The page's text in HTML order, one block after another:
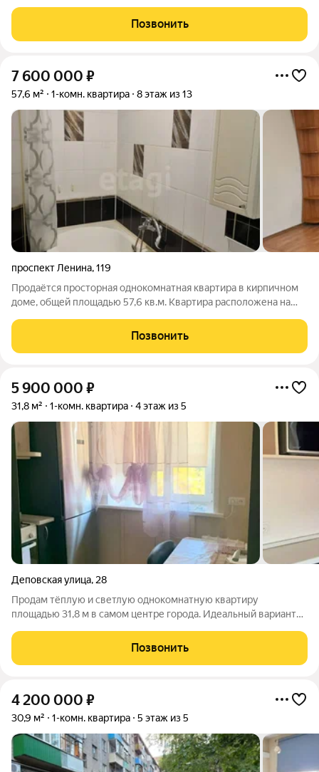
шаговой доступности. Так же рядом кафе, бутики, сетевые
магазины и аптеки. Остановка
Позвонить
7 600 000 ₽
57,6 м² 1-комн. квартира 8 этаж из 13
проспект Ленина,119
Продаётся просторная однокомнатная квартира в кирпичном
доме, общей площадью 57,6 кв.м. Квартира расположена на
высокими потолками, что создаёт ощущение простора и
Позвонить
5 900 000 ₽
31,8 м² 1-комн. квартира 4 этаж из 5
Деповская улица, 28
Продам тёплую и светлую однокомнатную квартиру
площадью 31,8 м в самом центре города. Идеальный вариант
избежать хлопот с переездом и обустройством. Ремонт
выполнен «для себя» и на совесть: при
Позвонить
4 200 000 ₽
30,9 м² 1-комн. квартира 5 этаж из 5